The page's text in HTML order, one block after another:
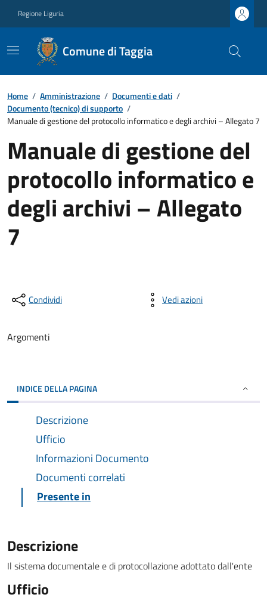
Regione Liguria
Comune di Taggia
Home / Amministrazione / Documenti e dati /
Documento (tecnico) di supporto /
Manuale di gestione del protocollo informatico e degli archivi – Allegato 7
Manuale di gestione del
protocollo informatico e
degli archivi – Allegato
7
Condividi Vedi azioni
Argomenti
INDICE DELLA PAGINA
Descrizione
Ufficio
Informazioni Documento
Documenti correlati
Presente in
Descrizione
Il sistema documentale e di protocollazione adottato dall'ente
Ufficio